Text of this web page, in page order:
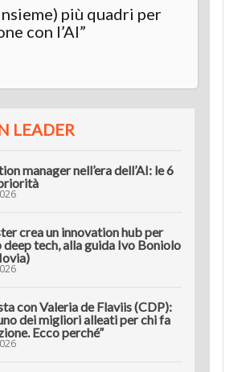
più quadri per
con l’AI”
LEADER
manager nell’era dell’AI: le 6
crea un innovation hub per
tech, alla guida Ivo Boniolo
con Valeria de Flaviis (CDP):
uno dei migliori alleati per chi fa
Ecco perché”